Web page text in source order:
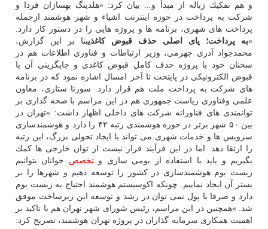
و هم تفكیك زباله از مبدأ و... بیان كرد: «هلدینگ بهسازان فردا و
شركت به پرداخت در حوزه اینترنت اشیاء و شهر هوشمند ازجمله
پرداخت های شهری، برنامه ها و پروژه هایی را در دستور كار دارد.
»به پرداخت؛ پای اصلی حذف قبوض كاغذیبنا بر این گزارش،
محمدجواد آذری جهرمی، وزیر ارتباطات و فناوری اطلاعات هم در
سخنان خود با پروژه حذف كامل قبوض كاغذی و جایگزینی آن با
قبوض الكترونیكی در پایتخت تا آخر امسال اشاره نمود كه در برنامه
های شركت به پرداخت ملت هم قرار دارد. سورنا ستاری، معاون
علمی وفناوری ریاست جمهوری هم در این مراسم با صحه گذاری بر
توانمندی های فناورانه شركت های داخلی اظهار داشت: «تهران در
بین ۵۰ شهر برتر در حوزه هوشمندی رتبه ۴۲ را دارد و هوشمندسازی
سرویس ها و خدمات شهری می تواند با ایجاد تحولی بزرگ، این رتبه
را ارتقا دهد. اما در این فرآیند قرار نیست از توان خارجی ها كمك
بگیریم و باید با استفاده از بومی سازی وتخصص جوانان بتوانیم
زیست بوم هوشمندسازی در كشور را توسعه دهیم و شهرها را بر
بستر آن ایجاد نماییم. چونكه اكوسیستم هوشمند احتیاج به زیست بوم
دارد و صرفا با پول نمی توان در رشد و توسعه این زیرساخت موفق
شد. »همچنین در این مراسم، رئیس شورای شهر تهران هم با تاكید بر
اهمیت همكاری سرمایه گذاران در پروژه تهران هوشمند، تصریح كرد: